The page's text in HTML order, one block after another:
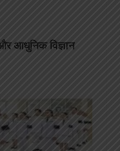
आधुनिक विज्ञान